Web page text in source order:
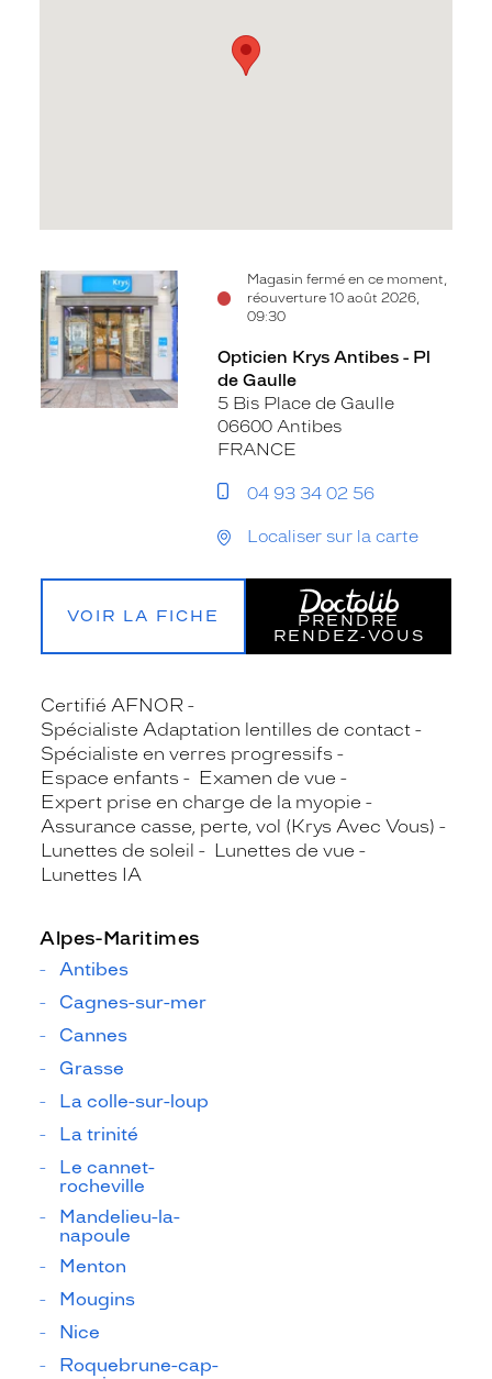
Magasin fermé en ce moment,
réouverture 10 août 2026,
09:30
Voir
la
fiche
Opticien Krys Antibes - Pl
de Gaulle
5 Bis Place de Gaulle
06600 Antibes
FRANCE
04 93 34 02 56
Localiser sur la carte
VOIR LA FICHE
PRENDRE
RENDEZ‑VOUS
Certifié AFNOR
Spécialiste Adaptation lentilles de contact
Spécialiste en verres progressifs
Espace enfants
Examen de vue
Expert prise en charge de la myopie
Assurance casse, perte, vol (Krys Avec Vous)
Lunettes de soleil
Lunettes de vue
Lunettes IA
Alpes-Maritimes
Antibes
Cagnes-sur-mer
Cannes
Grasse
La colle-sur-loup
La trinité
Le cannet-
rocheville
Mandelieu-la-
napoule
Menton
Mougins
Nice
Roquebrune-cap-